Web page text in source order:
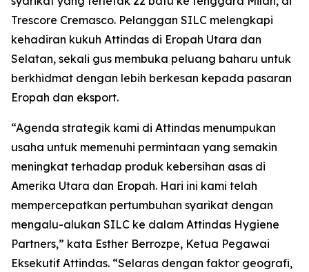
Trescore Cremasco. Pelanggan SILC melengkapi
kehadiran kukuh Attindas di Eropah Utara dan
Selatan, sekali gus membuka peluang baharu untuk
berkhidmat dengan lebih berkesan kepada pasaran
Eropah dan eksport.
“Agenda strategik kami di Attindas menumpukan
usaha untuk memenuhi permintaan yang semakin
meningkat terhadap produk kebersihan asas di
Amerika Utara dan Eropah. Hari ini kami telah
mempercepatkan pertumbuhan syarikat dengan
mengalu-alukan SILC ke dalam Attindas Hygiene
Partners,” kata Esther Berrozpe, Ketua Pegawai
Eksekutif Attindas. “Selaras dengan faktor geografi,